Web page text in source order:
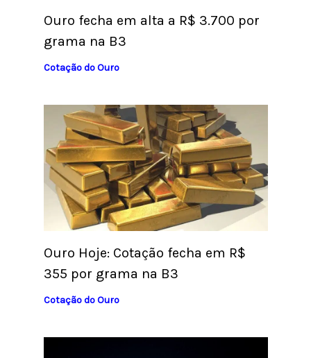
Ouro fecha em alta a R$ 3.700 por
grama na B3
Cotação do Ouro
Ouro Hoje: Cotação fecha em R$
355 por grama na B3
Cotação do Ouro